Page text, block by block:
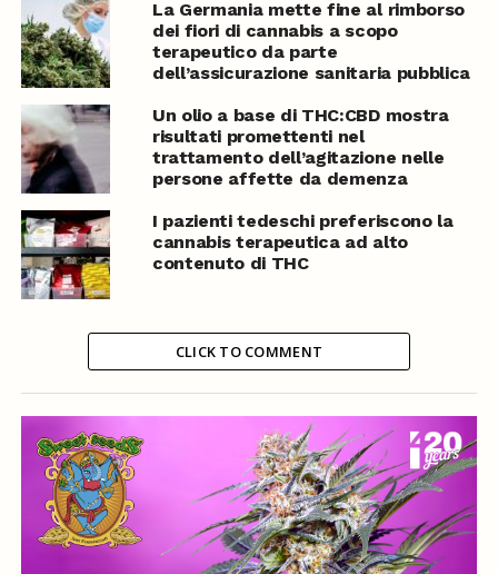
La Germania mette fine al rimborso
dei fiori di cannabis a scopo
terapeutico da parte
dell’assicurazione sanitaria pubblica
Un olio a base di THC:CBD mostra
risultati promettenti nel
trattamento dell’agitazione nelle
persone affette da demenza
I pazienti tedeschi preferiscono la
cannabis terapeutica ad alto
contenuto di THC
CLICK TO COMMENT